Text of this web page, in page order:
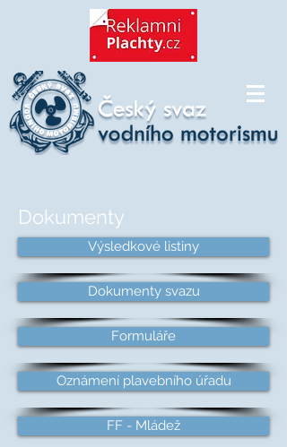
Dokumenty
Výsledkové listiny
Dokumenty svazu
Formuláře
Oznámení plavebního úřadu
FF - Mládež